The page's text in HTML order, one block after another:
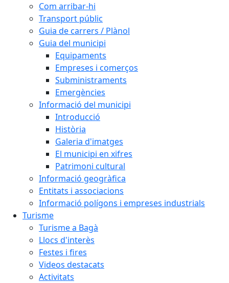
Com arribar-hi
Transport públic
Guia de carrers / Plànol
Guia del municipi
Equipaments
Empreses i comerços
Subministraments
Emergències
Informació del municipi
Introducció
Història
Galeria d'imatges
El municipi en xifres
Patrimoni cultural
Informació geogràfica
Entitats i associacions
Informació polígons i empreses industrials
Turisme
Turisme a Bagà
Llocs d'interès
Festes i fires
Videos destacats
Activitats